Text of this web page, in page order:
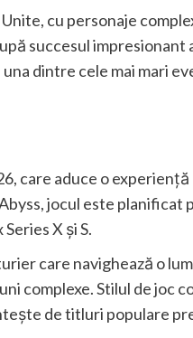
cu personaje
succesul impresionant
dintre cele mai mari
care aduce o
jocul este planificat
X și S.
care navighează o
complexe. Stilul de joc
de titluri populare